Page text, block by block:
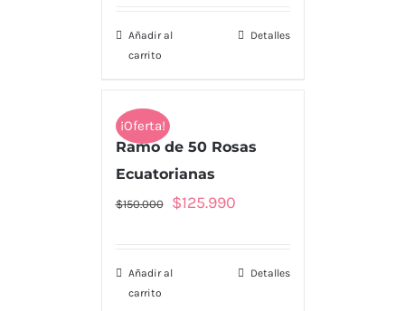
Añadir al
carrito
Detalles
¡Oferta!
Ramo de 50 Rosas
Ecuatorianas
$150.000
El
era:
$125.990El
es:
Añadir al
carrito
Detalles